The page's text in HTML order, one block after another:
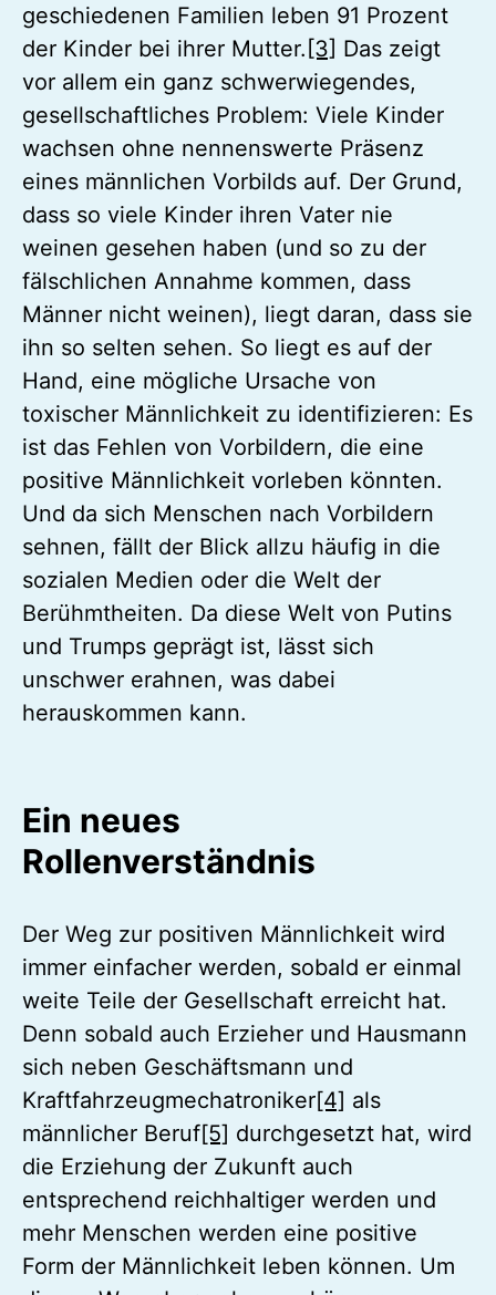
geschiedenen Familien leben 91 Prozent
der Kinder bei ihrer Mutter. [3] Das zeigt
vor allem ein ganz schwerwiegendes,
gesellschaftliches Problem: Viele Kinder
wachsen ohne nennenswerte Präsenz
eines männlichen Vorbilds auf. Der Grund,
dass so viele Kinder ihren Vater nie
weinen gesehen haben (und so zu der
fälschlichen Annahme kommen, dass
Männer nicht weinen), liegt daran, dass sie
ihn so selten sehen. So liegt es auf der
Hand, eine mögliche Ursache von
toxischer Männlichkeit zu identifizieren: Es
ist das Fehlen von Vorbildern, die eine
positive Männlichkeit vorleben könnten.
Und da sich Menschen nach Vorbildern
sehnen, fällt der Blick allzu häufig in die
sozialen Medien oder die Welt der
Berühmtheiten. Da diese Welt von Putins
und Trumps geprägt ist, lässt sich
unschwer erahnen, was dabei
herauskommen kann.
Ein neues
Rollenverständnis
Der Weg zur positiven Männlichkeit wird
immer einfacher werden, sobald er einmal
weite Teile der Gesellschaft erreicht hat.
Denn sobald auch Erzieher und Hausmann
sich neben Geschäftsmann und
Kraftfahrzeugmechatroniker[4] als
männlicher Beruf[5] durchgesetzt hat, wird
die Erziehung der Zukunft auch
entsprechend reichhaltiger werden und
mehr Menschen werden eine positive
Form der Männlichkeit leben können. Um